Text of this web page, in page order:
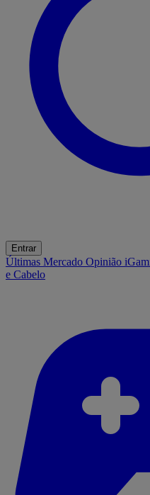
Entrar
Últimas Mercado Opinião
e Cabelo